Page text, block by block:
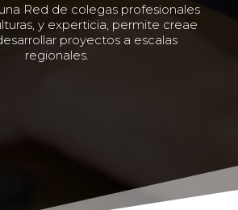
Red de colegas profesionales
y experticia, permite creae
proyectos a escalas
regionales.